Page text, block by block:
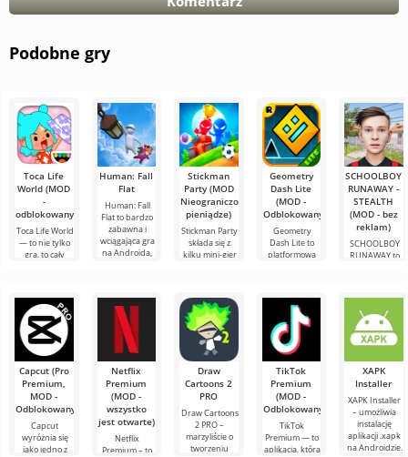
Podobne gry
Toca Life
World (MOD
-
odblokowany)
Toca Life World
— to nie tylko
gra, to cały
według twoich
Human: Fall
Flat
Human: Fall
Flat to bardzo
zabawna i
wciągająca gra
na Androida,
Stickman
Party (MOD
Nieograniczone
pieniądze)
Stickman Party
składa się z
kilku mini-gier
ale
Geometry
Dash Lite
(MOD -
Odblokowany)
Geometry
Dash Lite to
platformowa
sterować
bohaterem
SCHOOLBOY
RUNAWAY -
STEALTH
(MOD - bez
reklam)
SCHOOLBOY
RUNAWAY to
odważnego
ucznia,
Capcut (Pro
Premium,
MOD -
Odblokowany)
Capcut
wyróżnia się
jako jedno z
Netflix
Premium
(MOD -
wszystko
jest otwarte)
Netflix
Premium – to
Draw
Cartoons 2
PRO
Draw Cartoons
2 PRO –
marzyliście o
tworzeniu
TikTok
Premium
(MOD -
Odblokowany)
TikTok
Premium — to
aplikacja, która
XAPK
Installer
XAPK Installer
– umożliwia
instalację
aplikacji .xapk
na Androidzie.